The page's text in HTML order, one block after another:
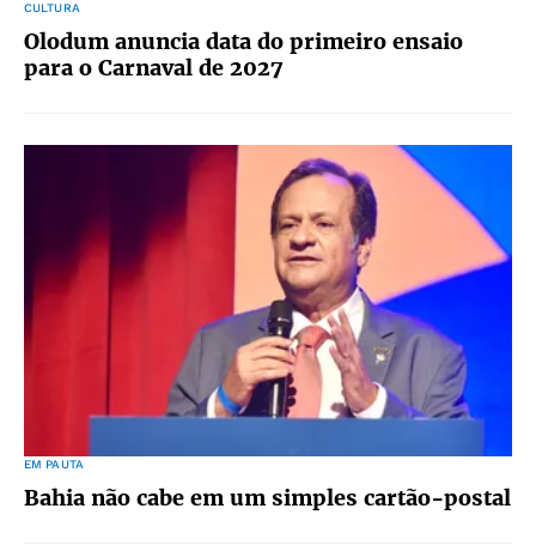
CULTURA
Olodum anuncia data do primeiro ensaio
para o Carnaval de 2027
EM PAUTA
Bahia não cabe em um simples cartão-postal